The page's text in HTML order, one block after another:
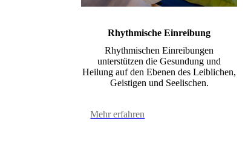
Rhythmische Einreibung
Rhythmischen Einreibungen
unterstützen die Gesundung und
Heilung auf den Ebenen des Leiblichen,
Geistigen und Seelischen.
Mehr erfahren